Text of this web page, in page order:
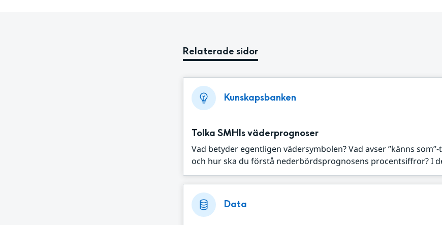
Relaterade sidor
Kunskapsbanken
Tolka SMHIs väderprognoser
Vad betyder egentligen vädersymbolen? Vad avser ”känns
och hur ska du förstå nederbördsprognosens procentsiffror? I
Data